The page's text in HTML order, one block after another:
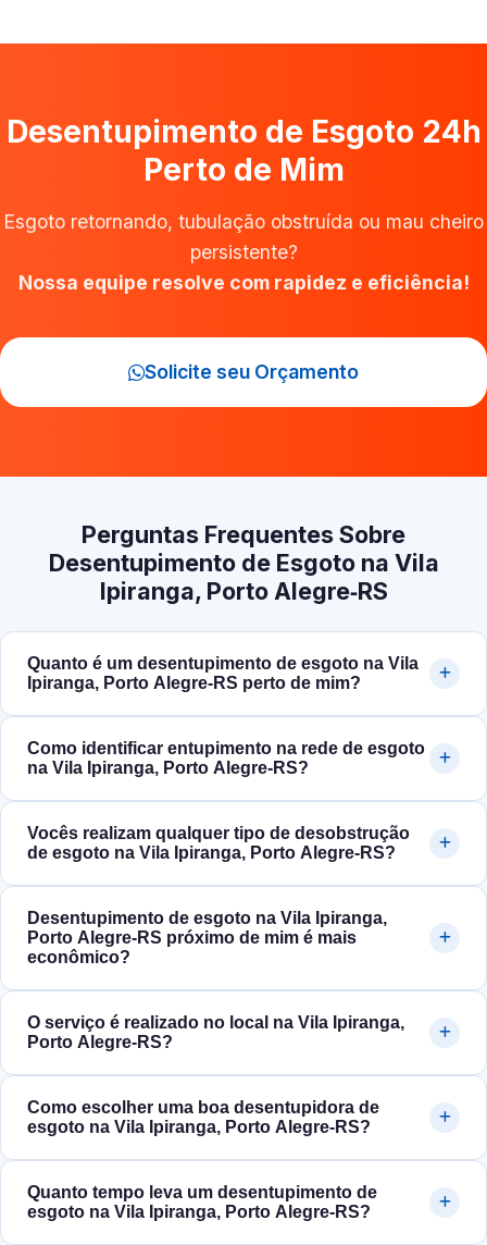
Desentupimento de Esgoto 24h
Perto de Mim
Esgoto retornando, tubulação obstruída ou mau cheiro
persistente?
Nossa equipe resolve com rapidez e eficiência!
Solicite seu Orçamento
Perguntas Frequentes Sobre
Desentupimento de Esgoto na Vila
Ipiranga, Porto Alegre‑RS
Quanto é um desentupimento de esgoto na Vila
Ipiranga, Porto Alegre‑RS perto de mim?
Como identificar entupimento na rede de esgoto
na Vila Ipiranga, Porto Alegre‑RS?
Vocês realizam qualquer tipo de desobstrução
de esgoto na Vila Ipiranga, Porto Alegre‑RS?
Desentupimento de esgoto na Vila Ipiranga,
Porto Alegre‑RS próximo de mim é mais
econômico?
O serviço é realizado no local na Vila Ipiranga,
Porto Alegre‑RS?
Como escolher uma boa desentupidora de
esgoto na Vila Ipiranga, Porto Alegre‑RS?
Quanto tempo leva um desentupimento de
esgoto na Vila Ipiranga, Porto Alegre‑RS?